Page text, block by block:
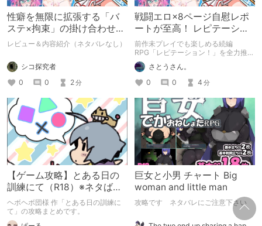
性癖を無限に拡張する「バ
ステ×拘束」の掛け合わせが
目玉の戦闘エロRPG『レピ
レビュー＆内容紹介（ネタバレなし）
シコ探究者
0
0 2分
戦闘エロ×8ページ自慰レポ
ートが至高！ レピテーショ
ン！ねちっこいバステ責め
が健康に良すぎるRPG
前作未プレイでも楽しめる続編
RPG「レピテーション！」を全力推
し。戦闘エロ・バステ満載のねちっこ
い責めが最高で、特に回想部屋の8ペ
ージ魔物レポートが神。レイニアちゃ
んの表情差分・自慰絶頂シーンで脳が
溶け、浄化されること間違いなし。猫
耳バステや立ち絵変化も興奮度高く、
遊びやすくなったシステムで初心者に
も優しい。エロ好きは光の速さで買う
べき！ 前作ファンも新規も「一生つ
いていく」レベルの満足度です。
さとうさん。
0
0 4 分
【ゲーム攻略】とある日の
訓練にて（R18）※ネタばれ
注意
ヘボヘボ団様 作「とある日の訓練に
て」の攻略まとめです。
巨女と小男 チャート Big
woman and little man
攻略です ネタバレにご注意下さい